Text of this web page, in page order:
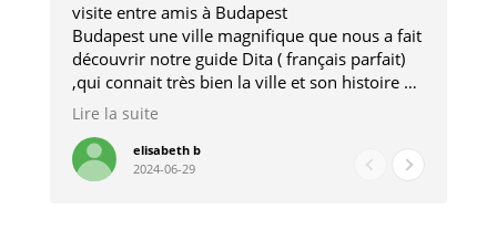
visite entre amis à Budapest
Budapest une ville magnifique que nous a fait
découvrir notre guide Dita ( français parfait)
,qui connait très bien la ville et son histoire et
qui nous a permis d'accéder à des lieux
pour les restaurants . A la fin de notre séjour
nous étions plus avec une amie qu' une guide
Lire la suite
elisabeth b
2024-06-29